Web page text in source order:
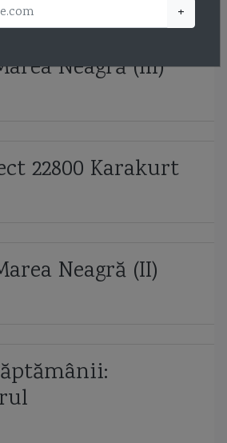
Neagră (III)
22800 Karakurt
Neagră (II)
+